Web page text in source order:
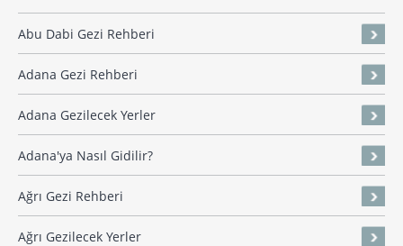
Abu Dabi Gezi Rehberi
Adana Gezi Rehberi
Adana Gezilecek Yerler
Adana'ya Nasıl Gidilir?
Ağrı Gezi Rehberi
Ağrı Gezilecek Yerler